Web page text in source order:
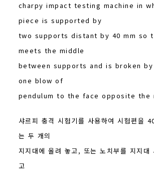
charpy impact testing machine in
piece is supported by
two supports distant by 40 mm so
meets the middle
between supports and is broken
one blow of
pendulum to the face opposite the
샤르피 충격 시험기를 사용하여 시험편을
는 두 개의
지지대에 올려 놓고, 또는 노치부를 지지대
고